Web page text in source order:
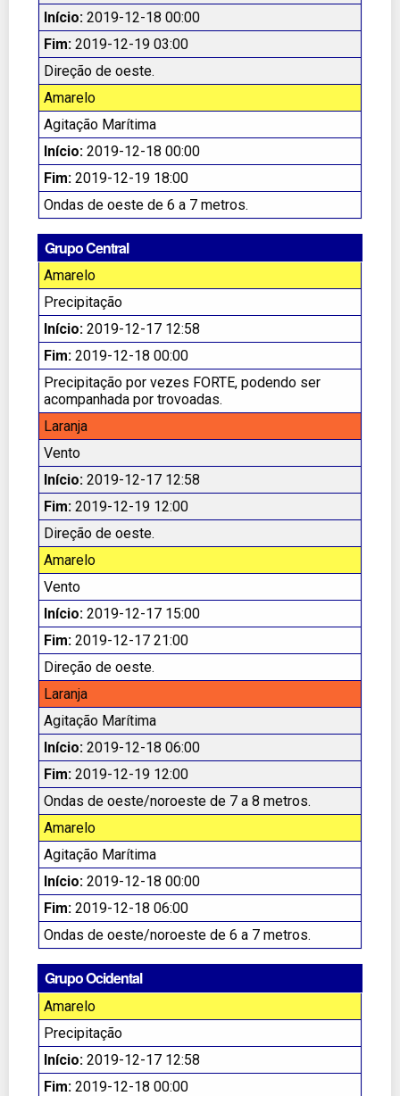
Início: 2019-12-18 00:00
Fim: 2019-12-19 03:00
Direção de oeste.
Amarelo
Agitação Marítima
Início: 2019-12-18 00:00
Fim: 2019-12-19 18:00
Ondas de oeste de 6 a 7 metros.
Grupo Central
Amarelo
Precipitação
Início: 2019-12-17 12:58
Fim: 2019-12-18 00:00
Precipitação por vezes FORTE, podendo ser
acompanhada por trovoadas.
Laranja
Vento
Início: 2019-12-17 12:58
Fim: 2019-12-19 12:00
Direção de oeste.
Amarelo
Vento
Início: 2019-12-17 15:00
Fim: 2019-12-17 21:00
Direção de oeste.
Laranja
Agitação Marítima
Início: 2019-12-18 06:00
Fim: 2019-12-19 12:00
Ondas de oeste/noroeste de 7 a 8 metros.
Amarelo
Agitação Marítima
Início: 2019-12-18 00:00
Fim: 2019-12-18 06:00
Ondas de oeste/noroeste de 6 a 7 metros.
Grupo Ocidental
Amarelo
Precipitação
Início: 2019-12-17 12:58
Fim: 2019-12-18 00:00